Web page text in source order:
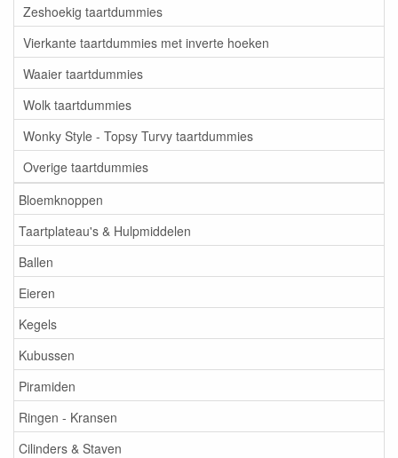
Zeshoekig taartdummies
Vierkante taartdummies met inverte hoeken
Waaier taartdummies
Wolk taartdummies
Wonky Style - Topsy Turvy taartdummies
Overige taartdummies
Bloemknoppen
Taartplateau's & Hulpmiddelen
Ballen
Eieren
Kegels
Kubussen
Piramiden
Ringen - Kransen
Cilinders & Staven